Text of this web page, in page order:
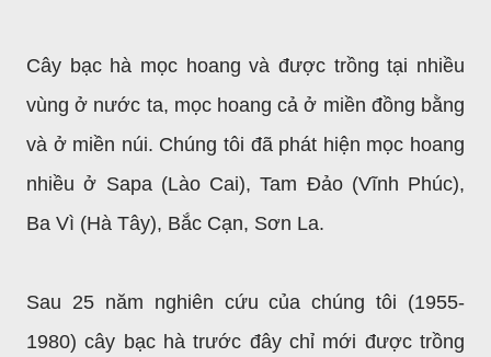
Cây bạc hà mọc hoang và được trồng tại nhiều
vùng ở nước ta, mọc hoang cả ở miền đồng bằng
và ở miền núi. Chúng tôi đã phát hiện mọc hoang
nhiều ở Sapa (Lào Cai), Tam Đảo (Vĩnh Phúc),
Ba Vì (Hà Tây), Bắc Cạn, Sơn La.
Sau 25 năm nghiên cứu của chúng tôi (1955-
1980) cây bạc hà trước đây chỉ mới được trồng